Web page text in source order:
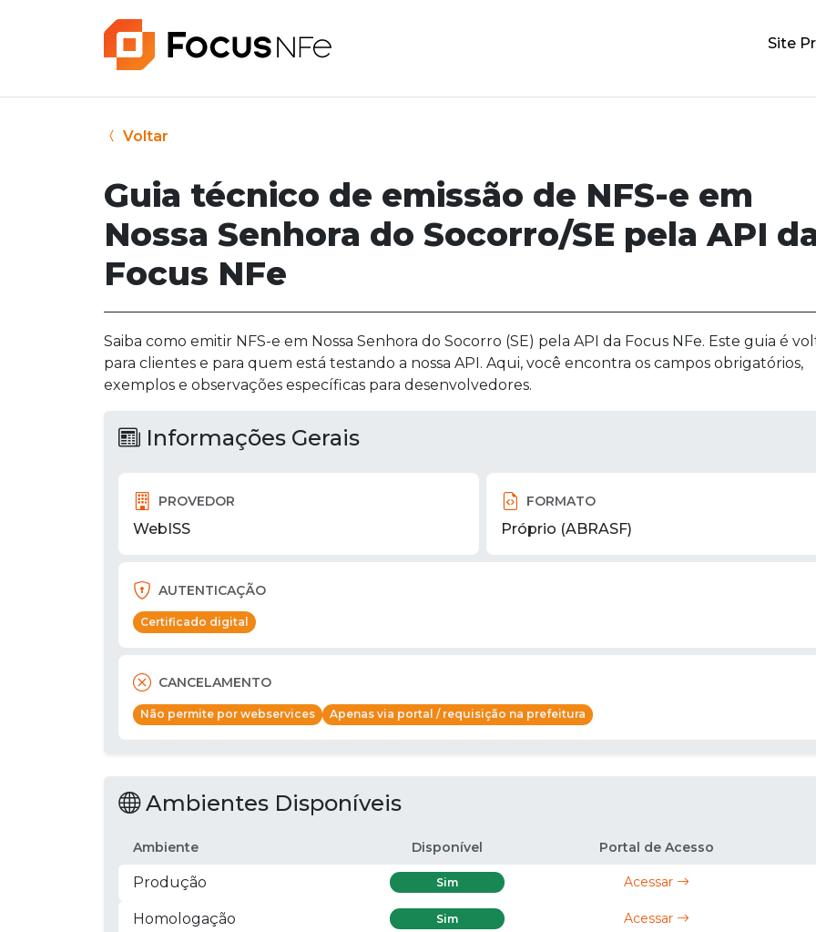
Site
Voltar
Guia técnico de emissão de NFS-e em
Nossa Senhora do Socorro/SE pela API
Focus NFe
Saiba como emitir NFS-e em Nossa Senhora do Socorro (SE) pela API da Focus NFe. Este guia é
para clientes e para quem está testando a nossa API. Aqui, você encontra os campos obrigatórios,
exemplos e observações específicas para desenvolvedores.
Informações Gerais
PROVEDOR
WebISS
FORMATO
Próprio (ABRASF)
AUTENTICAÇÃO
Certificado digital
CANCELAMENTO
Não permite por webservices Apenas via portal / requisição na prefeitura
Ambientes Disponíveis
Ambiente Disponível Portal de Acesso
Produção Sim Acessar
Homologação Sim Acessar